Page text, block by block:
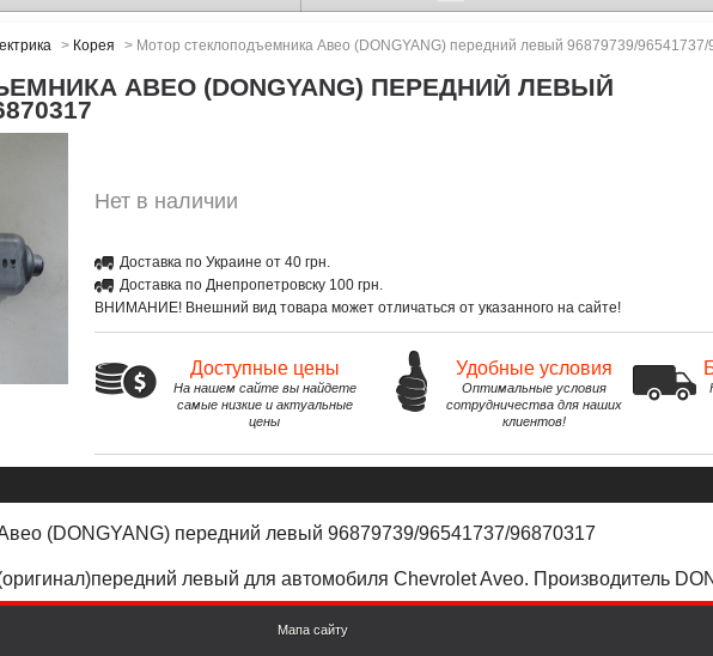
> Корея > Мотор стеклоподъемника Авео (DONGYANG) передний левый 96879739/96541737/
АВЕО (DONGYANG) ПЕРЕДНИЙ ЛЕВЫЙ
Нет в наличии
Доставка по Украине от 40 грн.
Доставка по Днепропетровску 100 грн.
ВНИМАНИЕ! Внешний вид товара может отличаться от указанного на сайте!
Доступные цены
На нашем сайте вы найдете
самые низкие и актуальные
цены
Удобные условия
Оптимальные условия
сотрудничества для наших
клиентов!
(DONGYANG) передний левый 96879739/96541737/96870317
левый для автомобиля Chevrolet Aveo. Производитель
Мапа сайту